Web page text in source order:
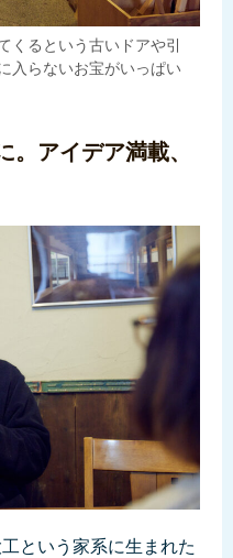
くるという古いドアや引
入らないお宝がいっぱい
アイデア満載、
という家系に生まれた